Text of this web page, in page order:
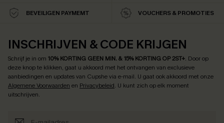
BEVEILIGEN PAYMEMT VOUCHERS & PROMOTIES
INSCHRIJVEN & CODE KRIJGEN
Schrijf je in om 10% KORTING GEEN MIN. & 15% KORTING OP 2ST+. Door op
deze knop te klikken, gaat u akkoord met het ontvangen van exclusieve
aanbiedingen en updates van Cupshe via e-mail. U gaat ook akkoord met onze
Algemene Voorwaarden en Privacybeleid. U kunt zich op elk moment
uitschrijven.